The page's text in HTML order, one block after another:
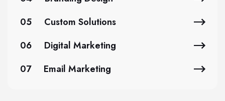
05
Custom Solutions
06
Digital Marketing
07
Email Marketing